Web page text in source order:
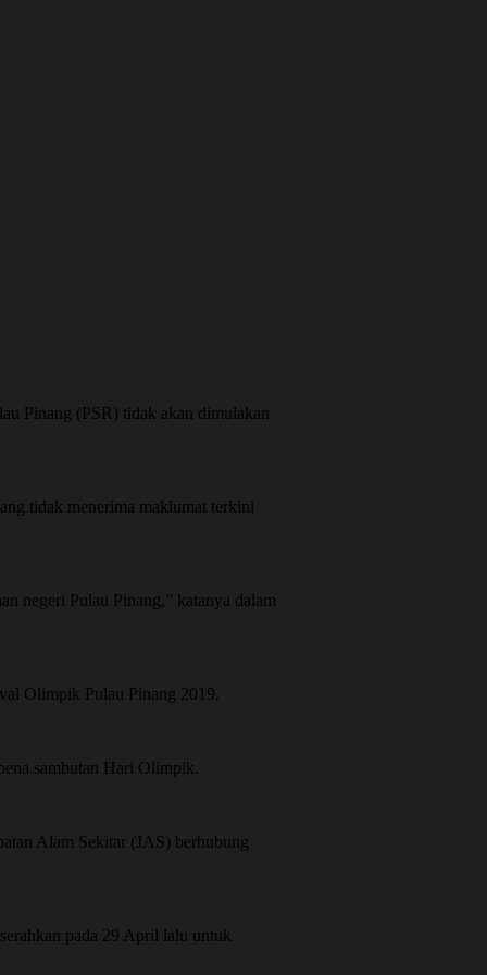
Pinang (PSR) tidak akan dimulakan
tidak menerima maklumat terkini
negeri Pulau Pinang,” katanya dalam
Olimpik Pulau Pinang 2019.
sambutan Hari Olimpik.
Alam Sekitar (JAS) berhubung
pada 29 April lalu untuk